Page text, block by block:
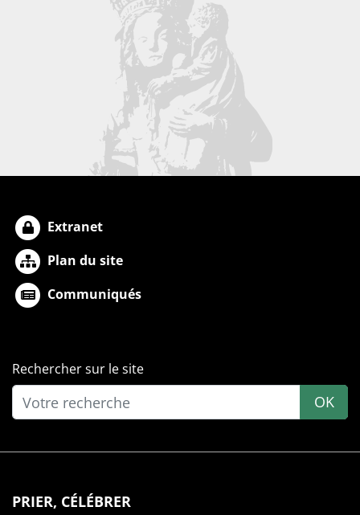
Extranet
Plan du site
Communiqués
Rechercher sur le site
OK
PRIER, CÉLÉBRER